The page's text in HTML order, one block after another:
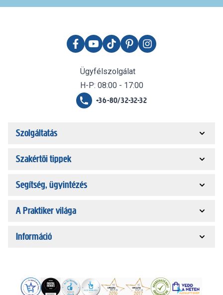
Ügyfélszolgálat
H-P: 08:00 - 17:00
+36-80/32-32-32
Szolgáltatás
Szakértői tippek
Segítség, ügyintézés
A Praktiker világa
Információ